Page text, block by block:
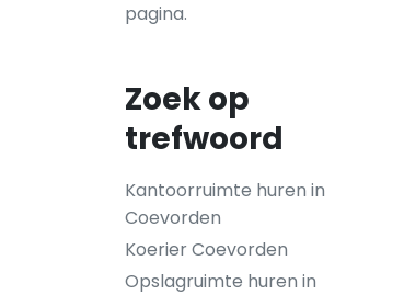
pagina.
Zoek op
trefwoord
Kantoorruimte huren in
Coevorden
Koerier Coevorden
Opslagruimte huren in